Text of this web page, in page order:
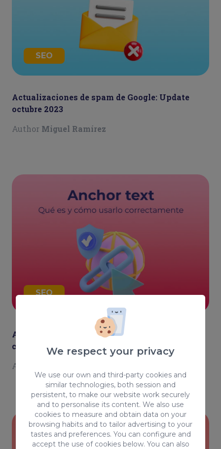
We respect your privacy
We use our own and third-party cookies and
similar technologies, both session and
persistent, to make our website work securely
and to personalise its content. We also use
cookies to measure and obtain data on your
browsing habits and to tailor advertising to your
tastes and preferences. You can configure and
accept the use of cookies below. You can also
SEO
Actualizaciones de spam de Google: Update
octubre 2023
Author Miguel Ramírez
SEO
Anchor text: Qué es y cómo usarlo
correctamente GUÍA DEFINITIVA
Author